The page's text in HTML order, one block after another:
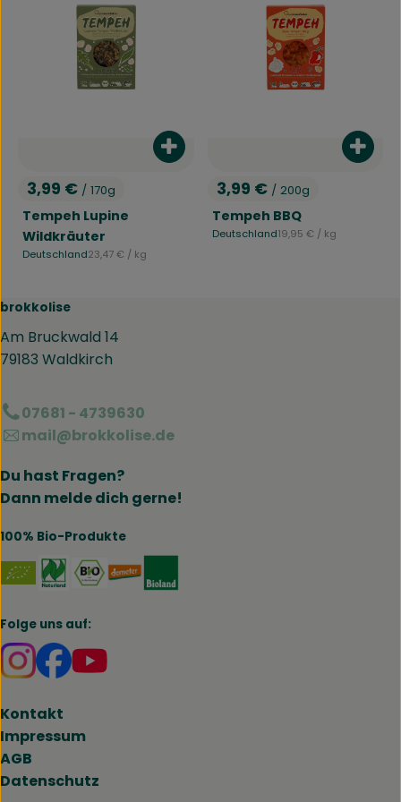
, Preis:
3,99 € / 170g
Tempeh Lupine
Wildkräuter
, Herkunft:
Deutschland, Referenzpreis:
23,47 € / kg
Produkt zum Warenkorb
, Preis:
3,99 € / 200g
Tempeh BBQ
, Herkunft:
Deutschland, Referenzpreis:
19,95 € / kg
brokkolise
Am Bruckwald 14
79183 Waldkirch
07681 - 4739630
mail@brokkolise.de
Du hast Fragen?
Dann melde dich gerne!
100% Bio-Produkte
Externer Link zu https://www.naturland.de/de/
Externer Link zu https://www.bmel.de/
Folge uns auf:
Externer Link zu https://www.instagram.com/
Externer Link zu https://www.facebook.com/
Kontakt
Impressum
AGB
Datenschutz